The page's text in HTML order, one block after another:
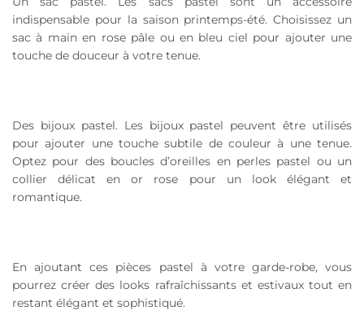
indispensable pour la saison printemps-été. Choisissez un
sac à main en rose pâle ou en bleu ciel pour ajouter une
touche de douceur à votre tenue.
Des bijoux pastel. Les bijoux pastel peuvent être utilisés
pour ajouter une touche subtile de couleur à une tenue.
Optez pour des boucles d’oreilles en perles pastel ou un
collier délicat en or rose pour un look élégant et
romantique.
En ajoutant ces pièces pastel à votre garde-robe, vous
pourrez créer des looks rafraîchissants et estivaux tout en
restant élégant et sophistiqué.